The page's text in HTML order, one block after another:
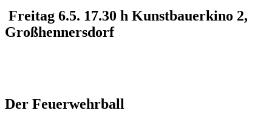
Freitag 6.5. 17.30 h Kunstbauerkino 2,
Großhennersdorf
Der Feuerwehrball